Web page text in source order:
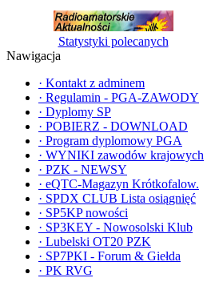
Statystyki polecanych
Nawigacja
· Kontakt z adminem
· Regulamin - PGA-ZAWODY
· Dyplomy SP
· POBIERZ - DOWNLOAD
· Program dyplomowy PGA
· WYNIKI zawodów krajowych
· PZK - NEWSY
· eQTC-Magazyn Krótkofalow.
· SPDX CLUB Lista osiągnięć
· SP5KP nowości
· SP3KEY - Nowosolski Klub
· Lubelski OT20 PZK
· SP7PKI - Forum & Giełda
· PK RVG